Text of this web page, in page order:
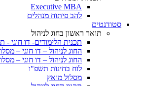
Executive MBA
להב פיתוח מנהלים
סטודנטים
תואר ראשון בחוג לניהול
תכנית הלימודים- דו חוגי -
החוג לניהול – דו חוגי –
החוג לניהול – דו חוגי –
לוח בחינות תשפ"ו
מסלול מואץ